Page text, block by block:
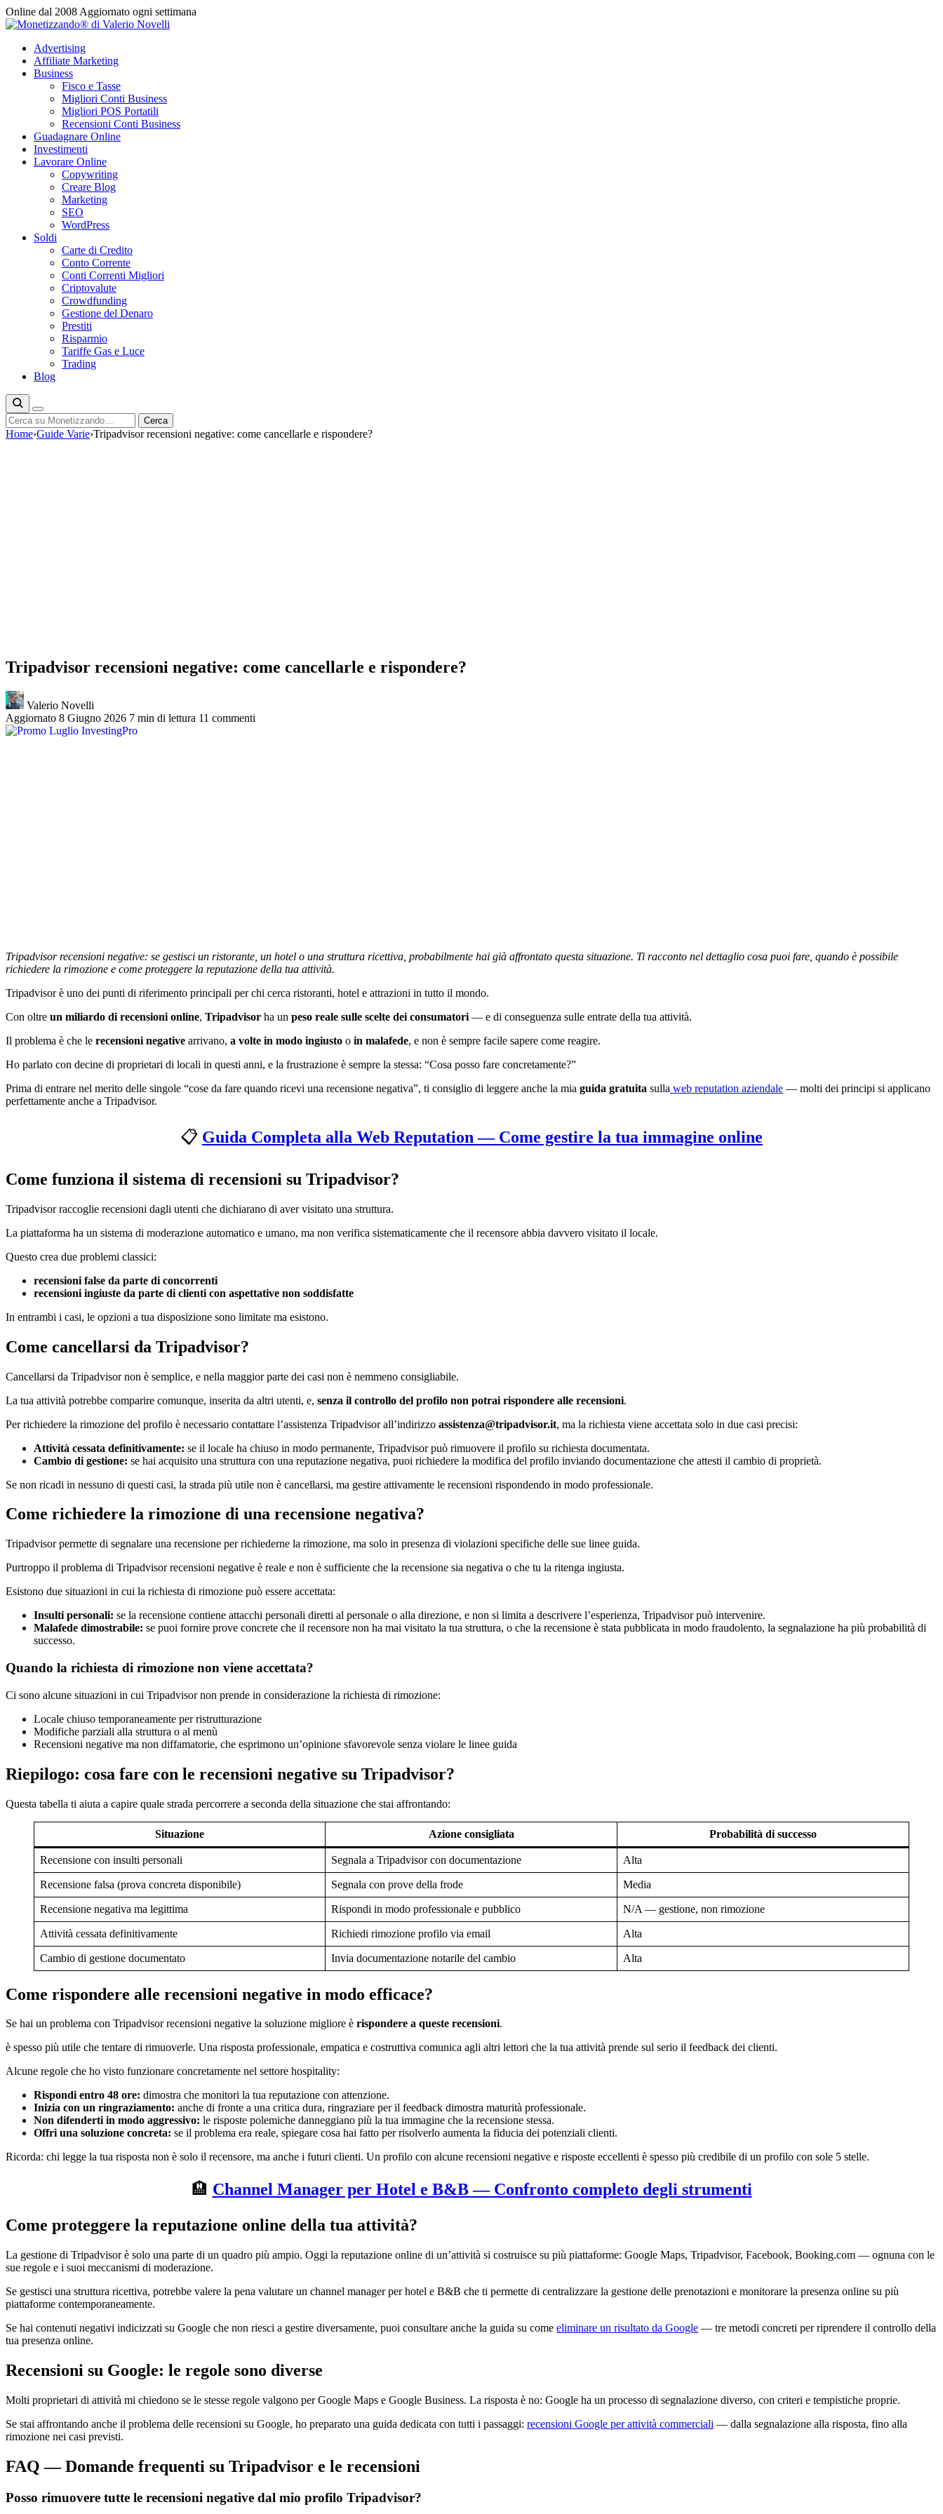
Vai
al
Online dal 2008 Aggiornato ogni settimana
Advertising
Affiliate Marketing
Business
Fisco e Tasse
Migliori Conti Business
Migliori POS Portatili
Recensioni Conti Business
Guadagnare Online
Investimenti
Lavorare Online
Copywriting
Creare Blog
Marketing
SEO
WordPress
Soldi
Carte di Credito
Conto Corrente
Conti Correnti Migliori
Criptovalute
Crowdfunding
Gestione del Denaro
Prestiti
Risparmio
Tariffe Gas e Luce
Trading
Blog
Cerca Cerca
Home›Guide Varie›Tripadvisor recensioni negative: come cancellarle e rispondere?
Tripadvisor recensioni negative: come cancellarle e rispondere?
Valerio Novelli
Aggiornato 8 Giugno 2026 7 min di lettura 11 commenti
Tripadvisor recensioni negative: se gestisci un ristorante, un hotel o una struttura ricettiva, probabilmente hai già affrontato questa situazione. Ti racconto nel dettaglio cosa puoi fare, quando è possibile
richiedere la rimozione e come proteggere la reputazione della tua attività.
Tripadvisor è uno dei punti di riferimento principali per chi cerca ristoranti, hotel e attrazioni in tutto il mondo.
Con oltre un miliardo di recensioni online, Tripadvisor ha un peso reale sulle scelte dei consumatori — e di conseguenza sulle entrate della tua attività.
Il problema è che le recensioni negative arrivano, a volte in modo ingiusto o in malafede, e non è sempre facile sapere come reagire.
Ho parlato con decine di proprietari di locali in questi anni, e la frustrazione è sempre la stessa: “Cosa posso fare concretamente?”
Prima di entrare nel merito delle singole “cose da fare quando ricevi una recensione negativa”, ti consiglio di leggere anche la mia guida gratuita sulla web reputation aziendale — molti dei principi si applicano
perfettamente anche a Tripadvisor.
📋 Guida Completa alla Web Reputation — Come gestire la tua immagine online
Come funziona il sistema di recensioni su Tripadvisor?
Tripadvisor raccoglie recensioni dagli utenti che dichiarano di aver visitato una struttura.
La piattaforma ha un sistema di moderazione automatico e umano, ma non verifica sistematicamente che il recensore abbia davvero visitato il locale.
Questo crea due problemi classici:
recensioni false da parte di concorrenti
recensioni ingiuste da parte di clienti con aspettative non soddisfatte
In entrambi i casi, le opzioni a tua disposizione sono limitate ma esistono.
Come cancellarsi da Tripadvisor?
Cancellarsi da Tripadvisor non è semplice, e nella maggior parte dei casi non è nemmeno consigliabile.
La tua attività potrebbe comparire comunque, inserita da altri utenti, e, senza il controllo del profilo non potrai rispondere alle recensioni.
Per richiedere la rimozione del profilo è necessario contattare l’assistenza Tripadvisor all’indirizzo assistenza@tripadvisor.it, ma la richiesta viene accettata solo in due casi precisi:
Attività cessata definitivamente: se il locale ha chiuso in modo permanente, Tripadvisor può rimuovere il profilo su richiesta documentata.
Cambio di gestione: se hai acquisito una struttura con una reputazione negativa, puoi richiedere la modifica del profilo inviando documentazione che attesti il cambio di proprietà.
Se non ricadi in nessuno di questi casi, la strada più utile non è cancellarsi, ma gestire attivamente le recensioni rispondendo in modo professionale.
Come richiedere la rimozione di una recensione negativa?
Tripadvisor permette di segnalare una recensione per richiederne la rimozione, ma solo in presenza di violazioni specifiche delle sue linee guida.
Purtroppo il problema di Tripadvisor recensioni negative è reale e non è sufficiente che la recensione sia negativa o che tu la ritenga ingiusta.
Esistono due situazioni in cui la richiesta di rimozione può essere accettata:
Insulti personali: se la recensione contiene attacchi personali diretti al personale o alla direzione, e non si limita a descrivere l’esperienza, Tripadvisor può intervenire.
Malafede dimostrabile: se puoi fornire prove concrete che il recensore non ha mai visitato la tua struttura, o che la recensione è stata pubblicata in modo fraudolento, la segnalazione ha più probabilità di
successo.
Quando la richiesta di rimozione non viene accettata?
Ci sono alcune situazioni in cui Tripadvisor non prende in considerazione la richiesta di rimozione:
Locale chiuso temporaneamente per ristrutturazione
Modifiche parziali alla struttura o al menù
Recensioni negative ma non diffamatorie, che esprimono un’opinione sfavorevole senza violare le linee guida
Riepilogo: cosa fare con le recensioni negative su Tripadvisor?
Questa tabella ti aiuta a capire quale strada percorrere a seconda della situazione che stai affrontando:
Situazione Azione consigliata Probabilità di successo
Recensione con insulti personali Segnala a Tripadvisor con documentazione Alta
Recensione falsa (prova concreta disponibile) Segnala con prove della frode Media
Recensione negativa ma legittima Rispondi in modo professionale e pubblico N/A — gestione, non rimozione
Attività cessata definitivamente Richiedi rimozione profilo via email Alta
Cambio di gestione documentato Invia documentazione notarile del cambio Alta
Come rispondere alle recensioni negative in modo efficace?
Se hai un problema con Tripadvisor recensioni negative la soluzione migliore è rispondere a queste recensioni.
è spesso più utile che tentare di rimuoverle. Una risposta professionale, empatica e costruttiva comunica agli altri lettori che la tua attività prende sul serio il feedback dei clienti.
Alcune regole che ho visto funzionare concretamente nel settore hospitality:
Rispondi entro 48 ore: dimostra che monitori la tua reputazione con attenzione.
Inizia con un ringraziamento: anche di fronte a una critica dura, ringraziare per il feedback dimostra maturità professionale.
Non difenderti in modo aggressivo: le risposte polemiche danneggiano più la tua immagine che la recensione stessa.
Offri una soluzione concreta: se il problema era reale, spiegare cosa hai fatto per risolverlo aumenta la fiducia dei potenziali clienti.
Ricorda: chi legge la tua risposta non è solo il recensore, ma anche i futuri clienti. Un profilo con alcune recensioni negative e risposte eccellenti è spesso più credibile di un profilo con sole 5 stelle.
🏨 Channel Manager per Hotel e B&B — Confronto completo degli strumenti
Come proteggere la reputazione online della tua attività?
La gestione di Tripadvisor è solo una parte di un quadro più ampio. Oggi la reputazione online di un’attività si costruisce su più piattaforme: Google Maps, Tripadvisor, Facebook, Booking.com — ognuna con le
sue regole e i suoi meccanismi di moderazione.
Se gestisci una struttura ricettiva, potrebbe valere la pena valutare un channel manager per hotel e B&B che ti permette di centralizzare la gestione delle prenotazioni e monitorare la presenza online su più
piattaforme contemporaneamente.
Se hai contenuti negativi indicizzati su Google che non riesci a gestire diversamente, puoi consultare anche la guida su come eliminare un risultato da Google — tre metodi concreti per riprendere il controllo della
tua presenza online.
Recensioni su Google: le regole sono diverse
Molti proprietari di attività mi chiedono se le stesse regole valgono per Google Maps e Google Business. La risposta è no: Google ha un processo di segnalazione diverso, con criteri e tempistiche proprie.
Se stai affrontando anche il problema delle recensioni su Google, ho preparato una guida dedicata con tutti i passaggi: recensioni Google per attività commerciali — dalla segnalazione alla risposta, fino alla
rimozione nei casi previsti.
FAQ — Domande frequenti su Tripadvisor e le recensioni
Posso rimuovere tutte le recensioni negative dal mio profilo Tripadvisor?